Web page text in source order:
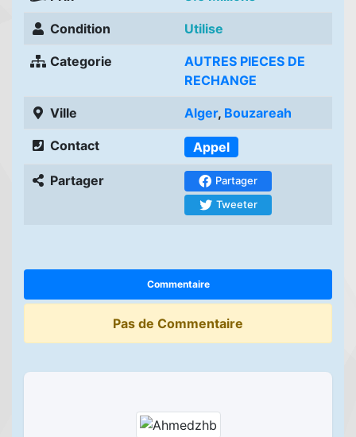
Condition Utilise
Categorie
AUTRES PIECES DE
RECHANGE
Ville Alger, Bouzareah
Contact Appel
Partager
Partager
Tweeter
Commentaire
Pas de Commentaire